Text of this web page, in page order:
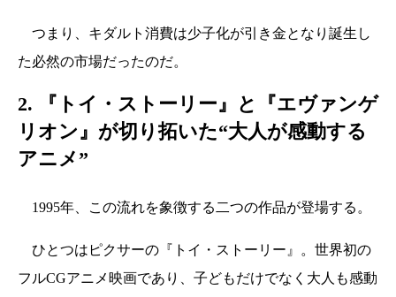
つまり、キダルト消費は少子化が引き金となり誕生し
た必然の市場だったのだ。
2. 『トイ・ストーリー』と『エヴァンゲ
リオン』が切り拓いた“大人が感動する
アニメ”
1995年、この流れを象徴する二つの作品が登場する。
ひとつはピクサーの『トイ・ストーリー』。世界初の
フルCGアニメ映画であり、子どもだけでなく大人も感動